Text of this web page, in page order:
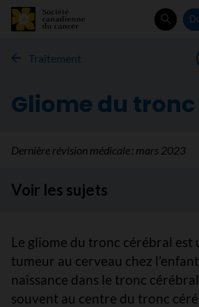
Traitement
Gliome du
Dernière révision médicale : mars 2023
Voir les sujets
Le gliome du tronc cérébral est
tumeur au cerveau chez
naissance dans le tronc
souvent au centre du tronc